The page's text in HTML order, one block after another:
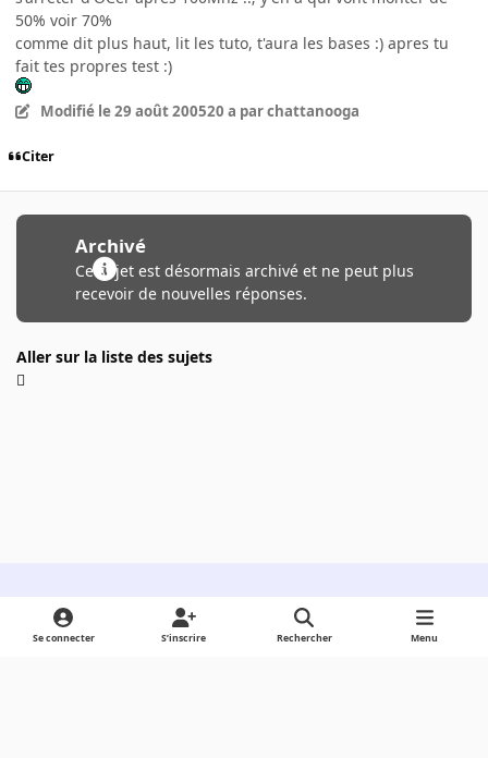
50% voir 70%
comme dit plus haut, lit les tuto, t'aura les bases :) apres tu
fait tes propres test :)
Modifié le 29 août 200520 a par chattanooga
Citer
Archivé
Ce sujet est désormais archivé et ne peut plus
recevoir de nouvelles réponses.
Aller sur la liste des sujets
Light ModeDark ModeSystem Preference
Se connecter S’inscrire Rechercher Menu